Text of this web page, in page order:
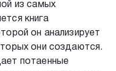
из самых
книга
он анализирует
они создаются.
потаенные